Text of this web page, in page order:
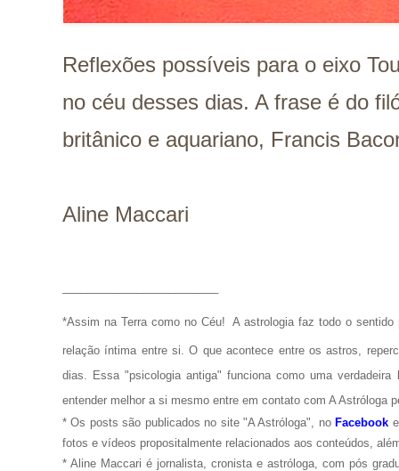
Reflexões possíveis para o eixo
no céu desses dias. A frase é do
britânico e aquariano, Francis
Aline Maccari
*Assim na Terra como no Céu! A astrologia faz todo o
relação íntima entre si. O que acontece entre os astros,
dias. Essa "psicologia antiga" funciona como uma
entender melhor a si mesmo entre em contato com A Astróloga
* Os posts são publicados no site "A Astróloga", no Facebook
fotos e vídeos propositalmente relacionados aos conteúdos,
* Aline Maccari é jornalista, cronista e astróloga, com pós